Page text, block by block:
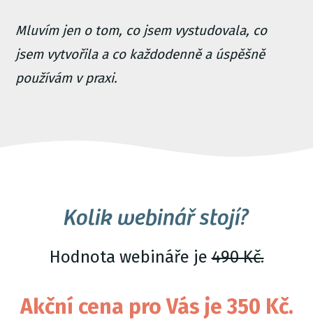
Mluvím jen o tom, co jsem vystudovala, co
jsem vytvořila a co každodenně a úspěšně
používám v praxi.
Kolik webinář stojí?
Hodnota webináře je490 Kč.
Akční cena pro Vás je 350 Kč.